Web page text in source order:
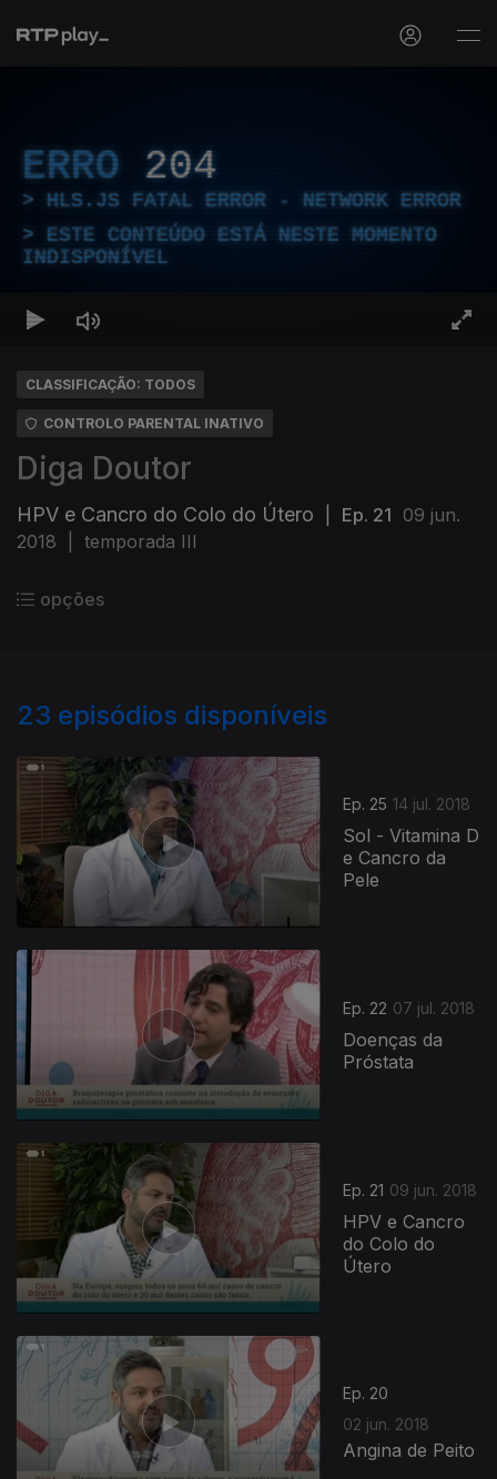
ERRO 204
HLS.JS FATAL ERROR - NETWORK ERROR
ESTE CONTEÚDO ESTÁ NESTE MOMENTO
INDISPONÍVEL
CLASSIFICAÇÃO: TODOS
CONTROLO PARENTAL INATIVO
Diga Doutor
HPV e Cancro do Colo do Útero Ep. 21 09 jun.
2018
temporada III
opções
23 episódios disponíveis
Ep. 25 14 jul. 2018
Sol - Vitamina D
e Cancro da
Pele
Ep. 22 07 jul. 2018
Doenças da
Próstata
Ep. 21 09 jun. 2018
HPV e Cancro
do Colo do
Útero
Ep. 20
02 jun. 2018
Angina de Peito